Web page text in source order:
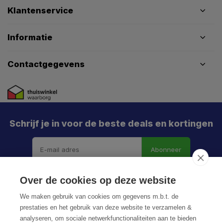
Klantenservice
Informatie
Contactgegevens
Schrijf je in voor de beste deals en kortingen
Abonneer
Over de cookies op deze website
We maken gebruik van cookies om gegevens m.b.t. de
prestaties en het gebruik van deze website te verzamelen &
analyseren, om sociale netwerkfunctionaliteiten aan te bieden